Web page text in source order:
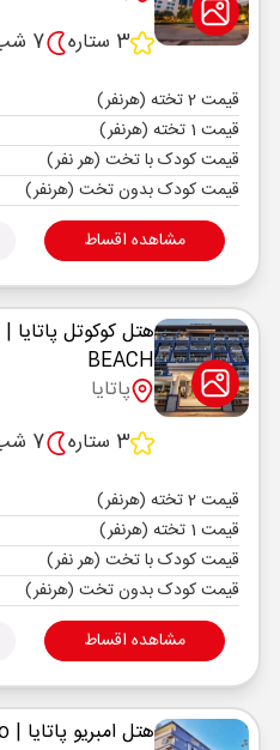
3 ستاره
7 شب
قیمت 2 تخته (هرنفر)
قیمت 1 تخته (هرنفر)
قیمت کودک با تخت (هر نفر)
قیمت کودک بدون تخت (هرنفر)
مشاهده اقساط
هتل کوکوتل پاتایا
BEACH
پاتایا
3 ستاره
7 شب
قیمت 2 تخته (هرنفر)
قیمت 1 تخته (هرنفر)
قیمت کودک با تخت (هر نفر)
قیمت کودک بدون تخت (هرنفر)
مشاهده اقساط
هتل امبریو پاتایا | Embryo